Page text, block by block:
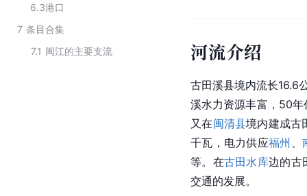
6.3港口
7 条目合集
7.1 闽江的主要支流 河流介绍
古田溪县境内流长16.6
溪水力资源丰富，50
又在闽清县境内建成古
千瓦，电力供应福州
等。在古田水库边的古
交通的发展。